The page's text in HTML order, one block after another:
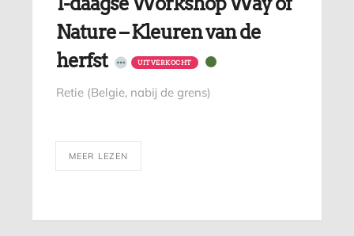
Nature – Kleuren van de
herfst
UITVERKOCHT
Retie (Belgie, nabij de grens)
MEER LEZEN